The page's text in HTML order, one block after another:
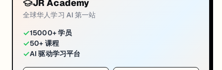
JR Academy
全球华人学习 AI 第一站
✓15000+ 学员
✓50+ 课程
✓AI 驱动学习平台